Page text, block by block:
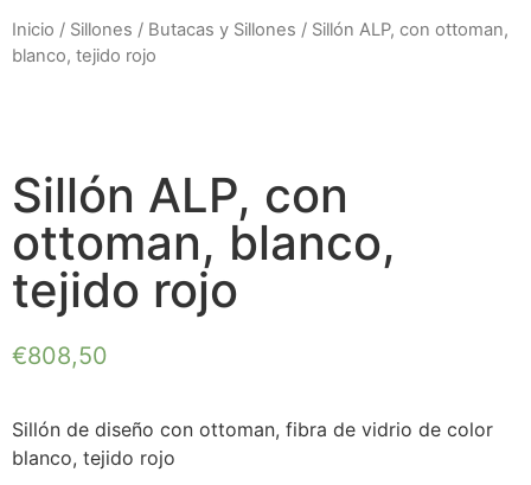
Inicio / Sillones / Butacas y Sillones / Sillón ALP, con ottoman,
blanco, tejido rojo
Sillón ALP, con
ottoman, blanco,
tejido rojo
€808,50
Sillón de diseño con ottoman, fibra de vidrio de color
blanco, tejido rojo